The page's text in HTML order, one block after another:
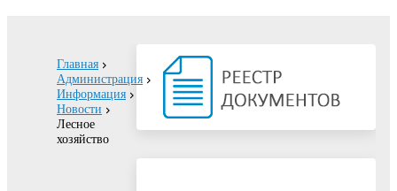
Главная
Администрация
Информация
Новости
Лесное
хозяйство